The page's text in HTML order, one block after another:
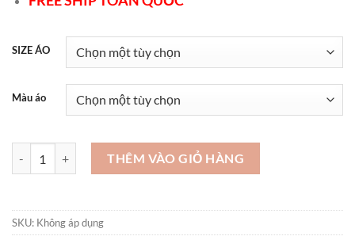
SIZE ÁO
Màu áo
Áo khoác da nữ xịn DA CỪU kiểu Hàn Quốc 2024 FREE SHIP toàn
THÊM VÀO GIỎ HÀNG
SKU: Không áp dụng